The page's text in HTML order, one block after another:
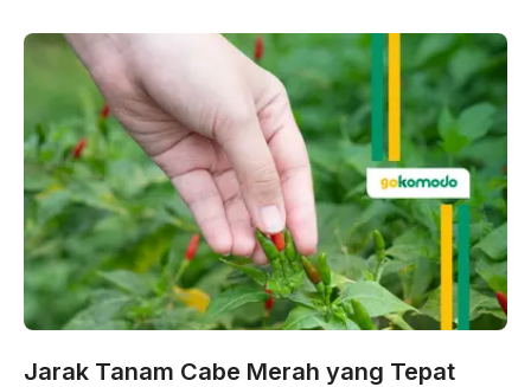
Jarak Tanam Cabe Merah yang Tepat